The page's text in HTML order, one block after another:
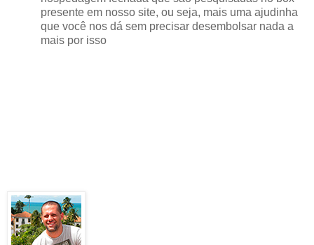
presente em nosso site, ou seja, mais uma ajudinha
que você nos dá sem precisar desembolsar nada a
mais por isso